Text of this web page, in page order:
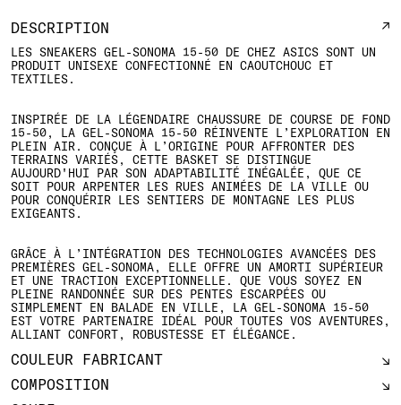
DESCRIPTION
LES SNEAKERS GEL-SONOMA 15-50 DE CHEZ ASICS SONT UN
PRODUIT UNISEXE CONFECTIONNÉ EN CAOUTCHOUC ET
TEXTILES.
INSPIRÉE DE LA LÉGENDAIRE CHAUSSURE DE COURSE DE FOND
15-50, LA GEL-SONOMA 15-50 RÉINVENTE L’EXPLORATION EN
PLEIN AIR. CONÇUE À L’ORIGINE POUR AFFRONTER DES
TERRAINS VARIÉS, CETTE BASKET SE DISTINGUE
AUJOURD'HUI PAR SON ADAPTABILITÉ INÉGALÉE, QUE CE
SOIT POUR ARPENTER LES RUES ANIMÉES DE LA VILLE OU
POUR CONQUÉRIR LES SENTIERS DE MONTAGNE LES PLUS
EXIGEANTS.
GRÂCE À L’INTÉGRATION DES TECHNOLOGIES AVANCÉES DES
PREMIÈRES GEL-SONOMA, ELLE OFFRE UN AMORTI SUPÉRIEUR
ET UNE TRACTION EXCEPTIONNELLE. QUE VOUS SOYEZ EN
PLEINE RANDONNÉE SUR DES PENTES ESCARPÉES OU
SIMPLEMENT EN BALADE EN VILLE, LA GEL-SONOMA 15-50
EST VOTRE PARTENAIRE IDÉAL POUR TOUTES VOS AVENTURES,
ALLIANT CONFORT, ROBUSTESSE ET ÉLÉGANCE.
COULEUR FABRICANT
COMPOSITION